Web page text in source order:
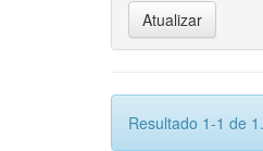
Resultado 1-1 de 1.